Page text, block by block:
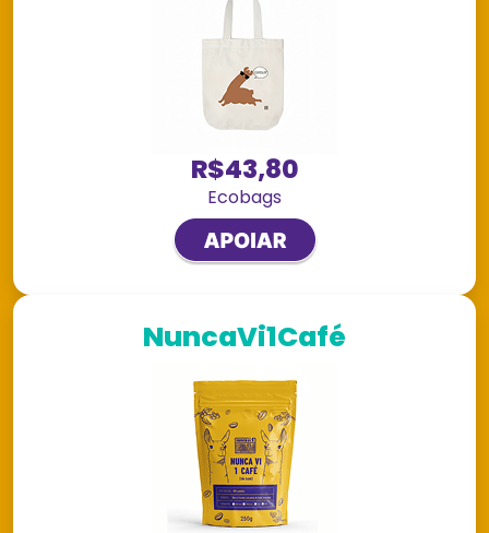
R$43,80
Ecobags
NuncaVi1Café